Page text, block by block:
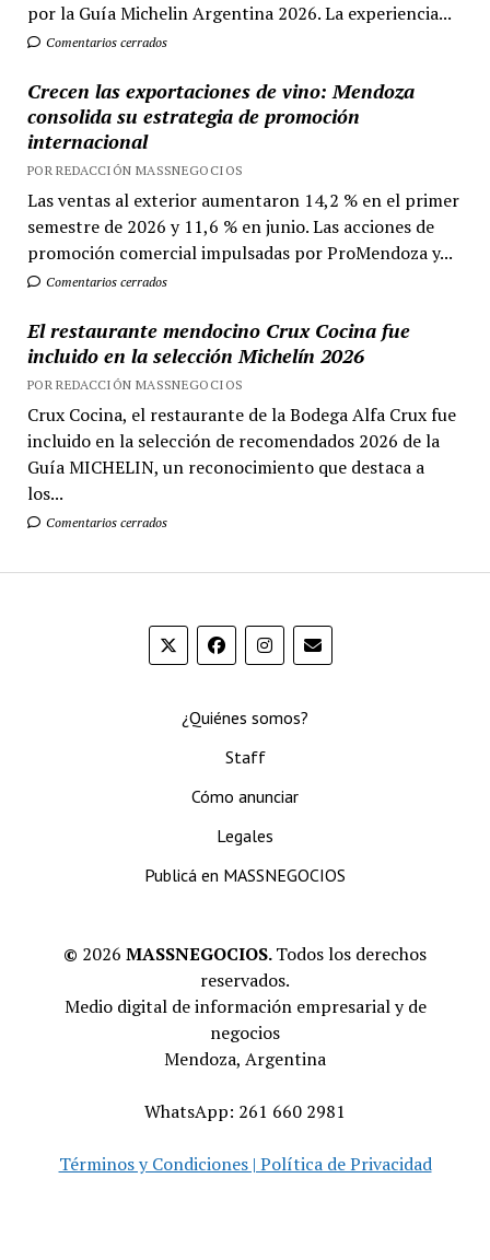
por la Guía Michelin Argentina 2026. La experiencia...
Comentarios cerrados
Crecen las exportaciones de vino: Mendoza
consolida su estrategia de promoción
internacional
POR REDACCIÓN MASSNEGOCIOS
Las ventas al exterior aumentaron 14,2 % en el primer
semestre de 2026 y 11,6 % en junio. Las acciones de
promoción comercial impulsadas por ProMendoza y...
Comentarios cerrados
El restaurante mendocino Crux Cocina fue
incluido en la selección Michelín 2026
POR REDACCIÓN MASSNEGOCIOS
Crux Cocina, el restaurante de la Bodega Alfa Crux fue
incluido en la selección de recomendados 2026 de la
Guía MICHELIN, un reconocimiento que destaca a
los...
Comentarios cerrados
¿Quiénes somos?
Staff
Cómo anunciar
Legales
Publicá en MASSNEGOCIOS
© 2026 MASSNEGOCIOS.Todos los derechos
reservados.
Medio digital de información empresarial y de
negocios
Mendoza, Argentina
WhatsApp: 261 660 2981
Términos y Condiciones | Política de Privacidad